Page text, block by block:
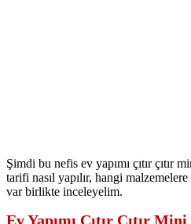
Şimdi bu nefis ev yapımı çıtır çıtır
tarifi nasıl yapılır, hangi malzemelere
var birlikte inceleyelim.
Ev Yapımı Çıtır Çıtır